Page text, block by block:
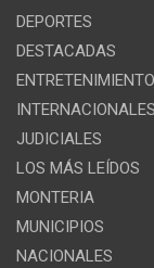
DEPORTES
DESTACADAS
ENTRETENIMIENTO
INTERNACIONALES
JUDICIALES
LOS MÁS LEÍDOS
MONTERIA
MUNICIPIOS
NACIONALES